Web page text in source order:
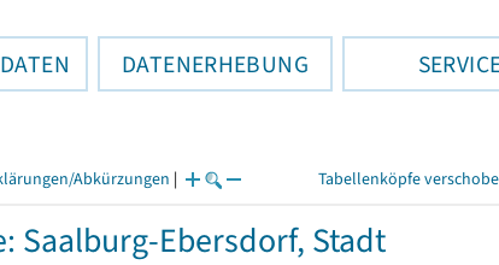
DATENERHEBUNG
Abkürzungen | Tabellenköpfe
Saalburg-Ebersdorf, Stadt